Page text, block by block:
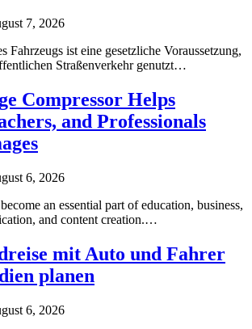
7, 2026
Fahrzeugs ist eine gesetzliche Voraussetzung,
Straßenverkehr genutzt…
Compressor Helps
and Professionals
6, 2026
an essential part of education, business,
and content creation.…
mit Auto und Fahrer
planen
6, 2026